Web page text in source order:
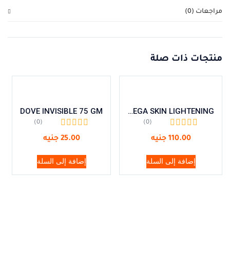
مراجعات (0)
منتجات ذات صلة
ELEGA SKIN LIGHTENING
(0)
110.00 جنيه
إضافة إلى السلة
DOVE INVISIBLE 75 GM
(0)
25.00 جنيه
إضافة إلى السلة